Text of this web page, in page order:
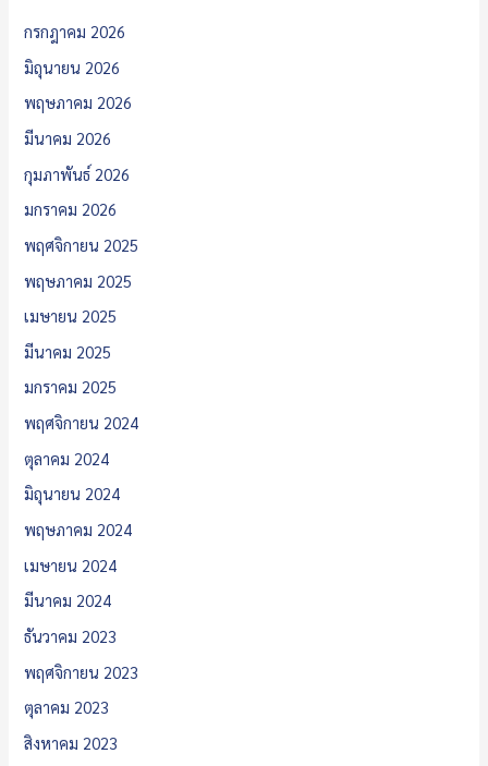
กรกฎาคม 2026
มิถุนายน 2026
พฤษภาคม 2026
มีนาคม 2026
กุมภาพันธ์ 2026
มกราคม 2026
พฤศจิกายน 2025
พฤษภาคม 2025
เมษายน 2025
มีนาคม 2025
มกราคม 2025
พฤศจิกายน 2024
ตุลาคม 2024
มิถุนายน 2024
พฤษภาคม 2024
เมษายน 2024
มีนาคม 2024
ธันวาคม 2023
พฤศจิกายน 2023
ตุลาคม 2023
สิงหาคม 2023